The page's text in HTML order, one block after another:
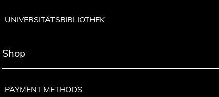
UNIVERSITÄTSBIBLIOTHEK
Shop
PAYMENT METHODS